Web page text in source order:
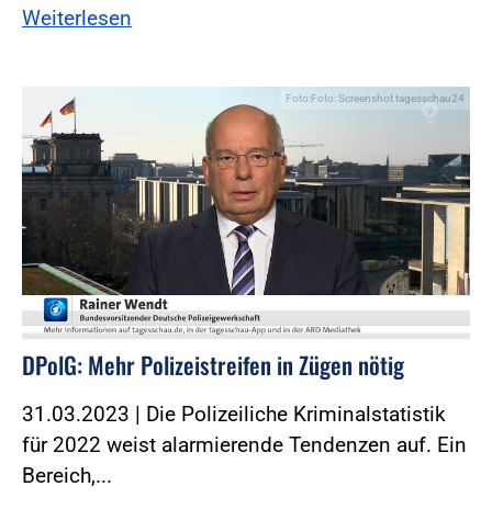
Weiterlesen
Foto:Foto: Screenshot tagesschau24
DPolG: Mehr Polizeistreifen in Zügen nötig
31.03.2023 | Die Polizeiliche Kriminalstatistik
für 2022 weist alarmierende Tendenzen auf. Ein
Bereich,...